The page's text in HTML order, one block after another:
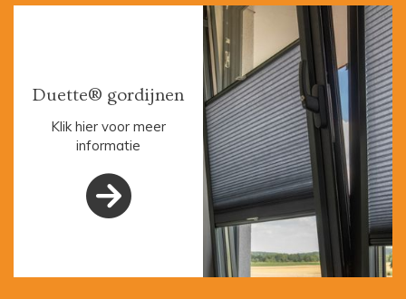
Duette® gordijnen
Klik hier voor meer
informatie
